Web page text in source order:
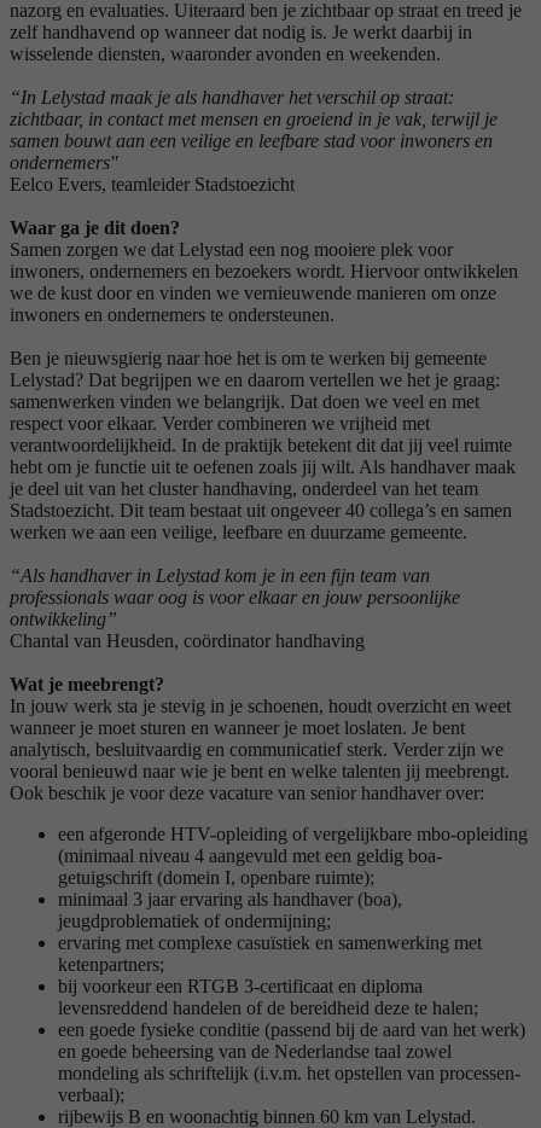
nazorg en evaluaties. Uiteraard ben je zichtbaar op straat en treed je
zelf handhavend op wanneer dat nodig is. Je werkt daarbij in
wisselende diensten, waaronder avonden en weekenden.
“In Lelystad maak je als handhaver het verschil op straat:
zichtbaar, in contact met mensen en groeiend in je vak, terwijl je
samen bouwt aan een veilige en leefbare stad voor inwoners en
ondernemers''
Eelco Evers, teamleider Stadstoezicht
Waar ga je dit doen?
Samen zorgen we dat Lelystad een nog mooiere plek voor
inwoners, ondernemers en bezoekers wordt. Hiervoor ontwikkelen
we de kust door en vinden we vernieuwende manieren om onze
inwoners en ondernemers te ondersteunen.
Ben je nieuwsgierig naar hoe het is om te werken bij gemeente
Lelystad? Dat begrijpen we en daarom vertellen we het je graag:
samenwerken vinden we belangrijk. Dat doen we veel en met
respect voor elkaar. Verder combineren we vrijheid met
verantwoordelijkheid. In de praktijk betekent dit dat jij veel ruimte
hebt om je functie uit te oefenen zoals jij wilt. Als handhaver maak
je deel uit van het cluster handhaving, onderdeel van het team
Stadstoezicht. Dit team bestaat uit ongeveer 40 collega’s en samen
werken we aan een veilige, leefbare en duurzame gemeente.
“Als handhaver in Lelystad kom je in een fijn team van
professionals waar oog is voor elkaar en jouw persoonlijke
ontwikkeling”
Chantal van Heusden, coördinator handhaving
Wat je meebrengt?
In jouw werk sta je stevig in je schoenen, houdt overzicht en weet
wanneer je moet sturen en wanneer je moet loslaten. Je bent
analytisch, besluitvaardig en communicatief sterk. Verder zijn we
vooral benieuwd naar wie je bent en welke talenten jij meebrengt.
Ook beschik je voor deze vacature van senior handhaver over:
een afgeronde HTV-opleiding of vergelijkbare mbo-opleiding
(minimaal niveau 4 aangevuld met een geldig boa-
getuigschrift (domein I, openbare ruimte);
minimaal 3 jaar ervaring als handhaver (boa),
jeugdproblematiek of ondermijning;
ervaring met complexe casuïstiek en samenwerking met
ketenpartners;
bij voorkeur een RTGB 3-certificaat en diploma
levensreddend handelen of de bereidheid deze te halen;
een goede fysieke conditie (passend bij de aard van het werk)
en goede beheersing van de Nederlandse taal zowel
mondeling als schriftelijk (i.v.m. het opstellen van processen-
verbaal);
rijbewijs B en woonachtig binnen 60 km van Lelystad.